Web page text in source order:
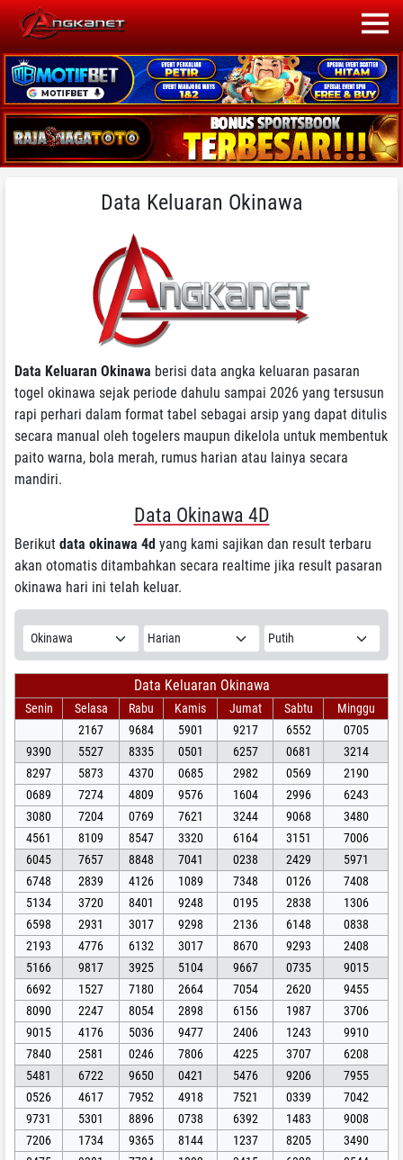
Data Keluaran Okinawa
Data Keluaran Okinawa berisi data angka keluaran pasaran
togel okinawa sejak periode dahulu sampai 2026 yang tersusun
rapi perhari dalam format tabel sebagai arsip yang dapat ditulis
secara manual oleh togelers maupun dikelola untuk membentuk
paito warna, bola merah, rumus harian atau lainya secara
mandiri.
Data Okinawa 4D
Berikut data okinawa 4d yang kami sajikan dan result terbaru
akan otomatis ditambahkan secara realtime jika result pasaran
okinawa hari ini telah keluar.
Data Keluaran Okinawa
Senin Selasa Rabu Kamis Jumat Sabtu
Minggu
2167
9684 5901 9217 6552
0705
9390
5527 8335 0501 6257 0681
3214
8297
5873 4370 0685 2982 0569
2190
0689
7274 4809 9576 1604 2996
6243
3080
7204 0769 7621 3244 9068
3480
4561
8109 8547 3320 6164 3151
7006
6045
7657 8848 7041 0238 2429
5971
6748
2839 4126 1089 7348 0126
7408
5134
3720 8401 9248 0195 2838
1306
6598
2931 3017 9298 2136 6148
0838
2193
4776 6132 3017 8670 9293
2408
5166
9817 3925 5104 9667 0735
9015
6692
1527 7180 2664 7054 2620
9455
8090
2247 8054 2898 6156 1987
3706
9015
4176 5036 9477 2406 1243
9910
7840
2581 0246 7806 4225 3707
6208
5481
6722 9650 0421 5476 9206
7955
0526
4617 7952 4918 7521 0339
7042
9731
5301 8896 0738 6392 1483
9008
7206
1734 9365 8144 1237 8205
3490